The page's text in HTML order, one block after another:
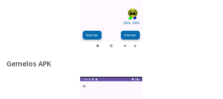
Gemelos APK